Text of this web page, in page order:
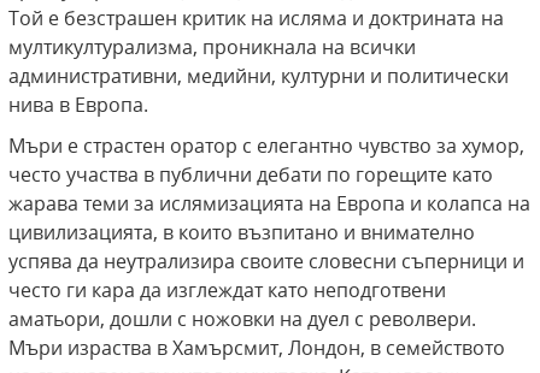
Той е безстрашен критик на исляма и доктрината на
мултикултурализма, проникнала на всички
административни, медийни, културни и политически
нива в Европа.
Мъри е страстен оратор с елегантно чувство за хумор,
често участва в публични дебати по горещите като
жарава теми за ислямизацията на Европа и колапса на
цивилизацията, в които възпитано и внимателно
успява да неутрализира своите словесни съперници и
често ги кара да изглеждат като неподготвени
аматьори, дошли с ножовки на дуел с револвери.
Мъри израства в Хамърсмит, Лондон, в семейството